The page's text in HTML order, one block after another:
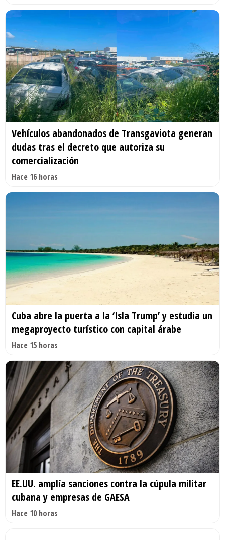
Vehículos abandonados de Transgaviota generan
dudas tras el decreto que autoriza su
comercialización
Hace 16 horas
Cuba abre la puerta a la ‘Isla Trump’ y estudia un
megaproyecto turístico con capital árabe
Hace 15 horas
EE.UU. amplía sanciones contra la cúpula militar
cubana y empresas de GAESA
Hace 10 horas